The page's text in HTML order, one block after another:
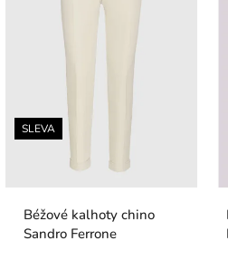
SLEVA
Béžové kalhoty chino
Sandro Ferrone